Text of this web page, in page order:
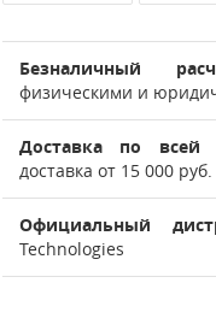
Безналичный
физическими и
Доставка по всей
доставка от 15 000 руб.
Официальный
Technologies